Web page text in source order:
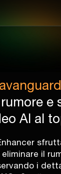
e
AI al
eliminare il
i